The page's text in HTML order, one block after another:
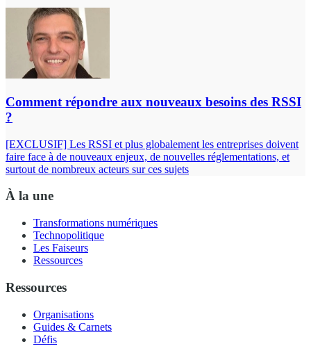
Comment répondre aux nouveaux besoins des RSSI
?
[EXCLUSIF] Les RSSI et plus globalement les entreprises doivent
faire face à de nouveaux enjeux, de nouvelles réglementations, et
surtout de nombreux acteurs sur ces sujets
À la une
Transformations numériques
Technopolitique
Les Faiseurs
Ressources
Ressources
Organisations
Guides & Carnets
Défis